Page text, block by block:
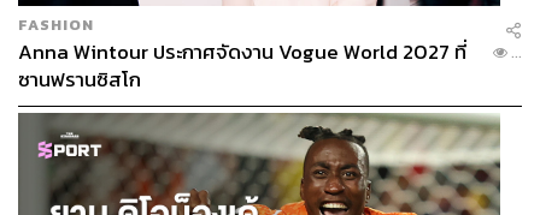
FASHION
Anna Wintour ประกาศจัดงาน Vogue World 2027 ที่
ซานฟรานซิสโก
...